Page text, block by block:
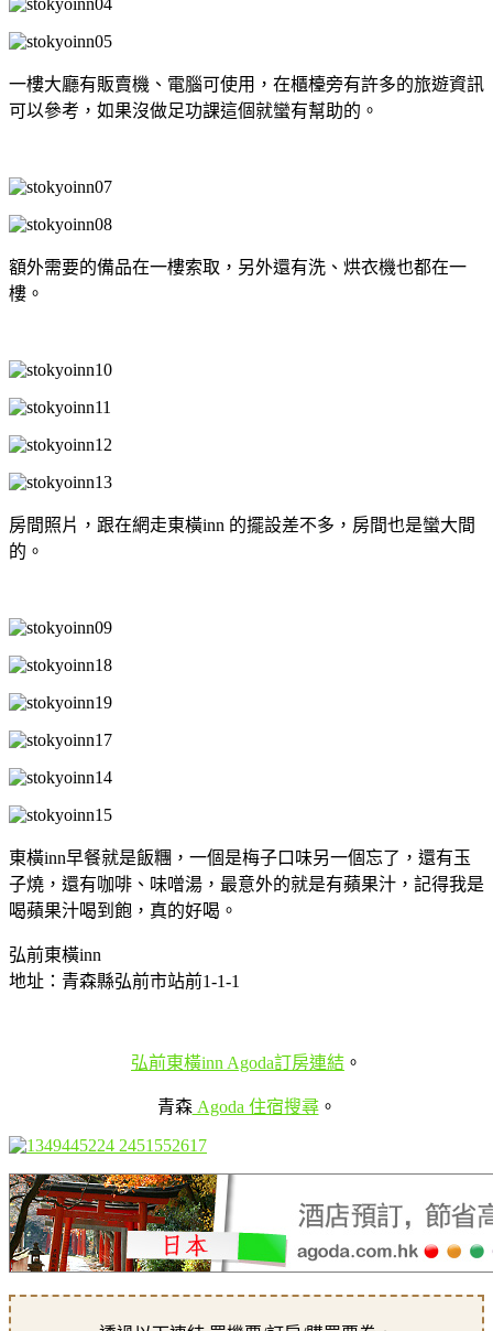
一樓大廳有販賣機、電腦可使用，在櫃檯旁有許多的旅遊資訊
可以參考，如果沒做足功課這個就蠻有幫助的。
額外需要的備品在一樓索取，另外還有洗、烘衣機也都在一
樓。
房間照片，跟在網走東橫inn 的擺設差不多，房間也是蠻大間
的。
東橫inn早餐就是飯糰，一個是梅子口味另一個忘了，還有玉
子燒，還有咖啡、味噌湯，最意外的就是有蘋果汁，記得我是
喝蘋果汁喝到飽，真的好喝。
弘前東橫inn
地址：青森縣弘前市站前1-1-1
弘前東橫inn Agoda訂房連結 。
青森 Agoda 住宿搜尋。